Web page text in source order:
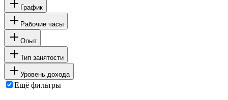
График
Рабочие часы
Опыт
Тип занятости
Уровень дохода
Ещё фильтры